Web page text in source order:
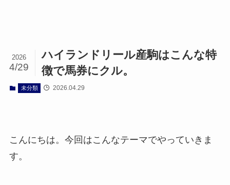
ハイランドリール産駒はこんな特
徴で馬券にクル。
2026
4/29
未分類 2026.04.29
こんにちは。今回はこんなテーマでやっていきま
す。